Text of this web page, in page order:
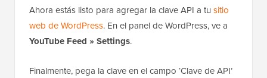
Ahora estás listo para agregar la clave API a tu sitio
web de WordPress. En el panel de WordPress, ve a
YouTube Feed » Settings.
Finalmente, pega la clave en el campo ‘Clave de API’